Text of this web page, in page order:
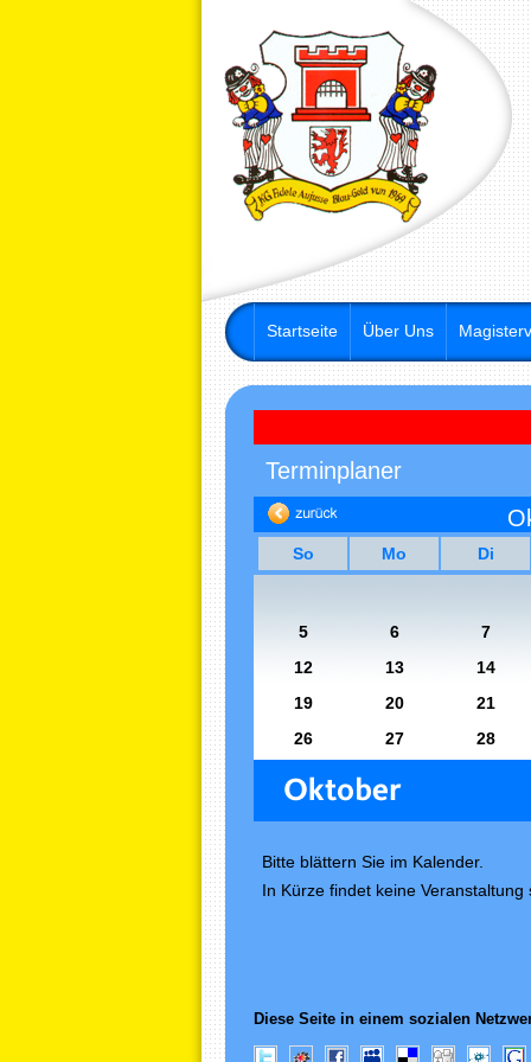
Startseite Über Uns
Terminplaner
So Mo Di
5 6
7
12
13
14
19
20
21
26
27 28
Bitte blättern Sie im Kalender.
In Kürze findet keine Veranstaltung
Diese Seite in einem sozialen